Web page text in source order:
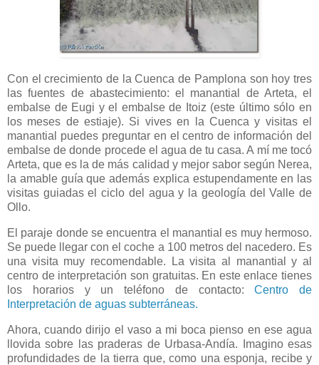
Con el crecimiento de la Cuenca de Pamplona son hoy tres
las fuentes de abastecimiento: el manantial de Arteta, el
embalse de Eugi y el embalse de Itoiz (este último sólo en
los meses de estiaje). Si vives en la Cuenca y visitas el
manantial puedes preguntar en el centro de información del
embalse de donde procede el agua de tu casa. A mí me tocó
Arteta, que es la de más calidad y mejor sabor según Nerea,
la amable guía que además explica estupendamente en las
visitas guiadas el ciclo del agua y la geología del Valle de
Ollo.
El paraje donde se encuentra el manantial es muy hermoso.
Se puede llegar con el coche a 100 metros del nacedero. Es
una visita muy recomendable. La visita al manantial y al
centro de interpretación son gratuitas. En este enlace tienes
los horarios y un teléfono de contacto:Centro de
Interpretación de aguas subterráneas.
Ahora, cuando dirijo el vaso a mi boca pienso en ese agua
llovida sobre las praderas de Urbasa-Andía. Imagino esas
profundidades de la tierra que, como una esponja, recibe y